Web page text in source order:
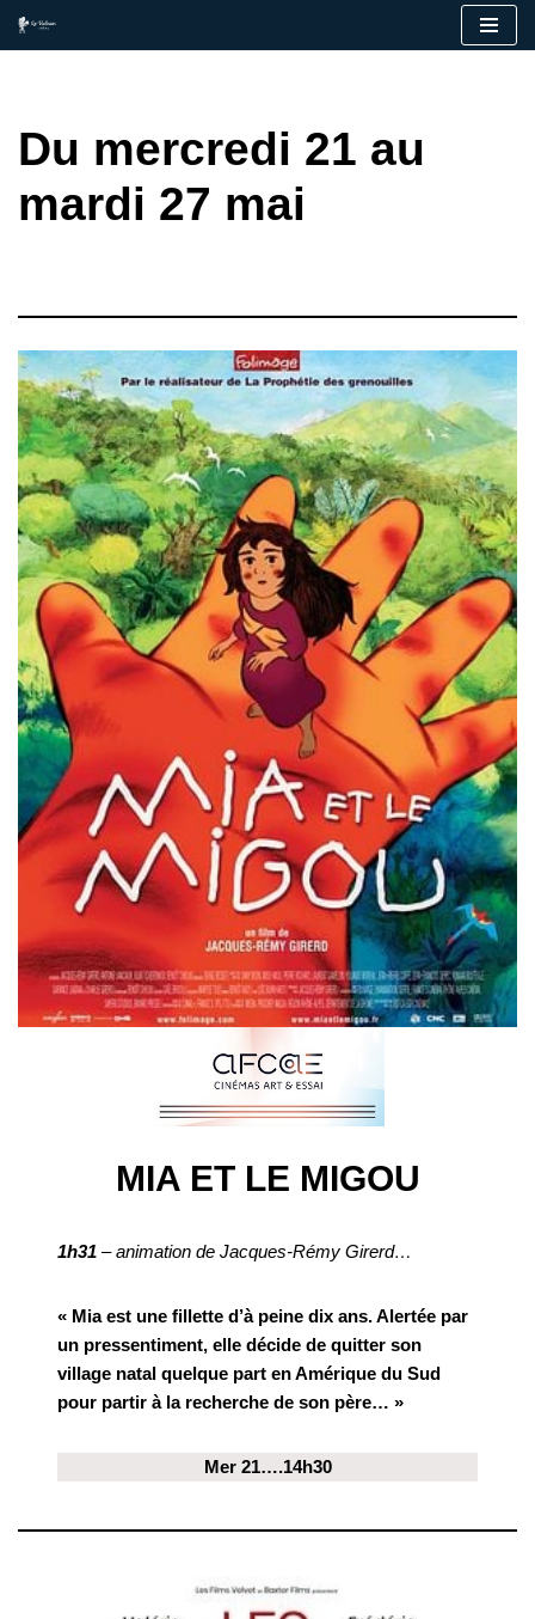
Du mercredi 21 au
mardi 27 mai
MIA ET LE MIGOU
1h31– animation de Jacques-Rémy Girerd…
« Mia est une fillette d’à peine dix ans. Alertée par
un pressentiment, elle décide de quitter son
village natal quelque part en Amérique du Sud
pour partir à la recherche de son père… »
Mer 21….14h30